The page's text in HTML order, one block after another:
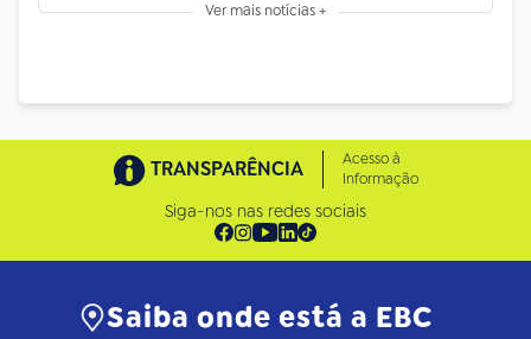
Ver mais notícias +
TRANSPARÊNCIA
Acesso à
Informação
Siga-nos nas redes sociais
Saiba onde está a EBC